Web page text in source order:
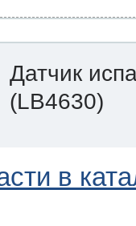
Датчик
(LB4630)
в